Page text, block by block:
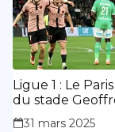
Ligue 1 : Le
du stade
doublé de Doué.
31 mars 2025